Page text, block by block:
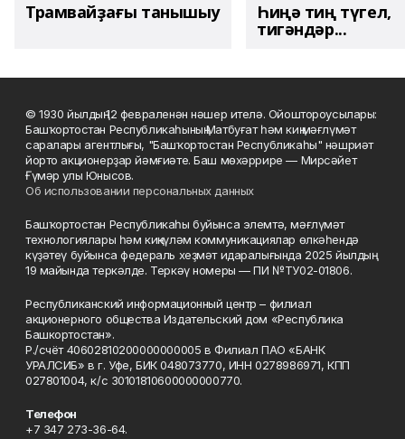
Трамвайҙағы танышыу Һиңә тиң түгел,
тигәндәр...
© 1930 йылдың 12 февраленән нәшер ителә. Ойоштороусылары:
Башҡортостан Республикаһының Матбуғат һәм киң мәғлүмәт
саралары агентлығы, "Башҡортостан Республикаһы" нәшриәт
йорто акционерҙар йәмғиәте. Баш мөхәррире — Мирсәйет
Ғүмәр улы Юнысов.
Об использовании персональных данных
Башҡортостан Республикаһы буйынса элемтә, мәғлүмәт
технологиялары һәм киңкүләм коммуникациялар өлкәһендә
күҙәтеү буйынса федераль хеҙмәт идаралығында 2025 йылдың
19 майында теркәлде. Теркәү номеры — ПИ №ТУ02-01806.
Республиканский информационный центр – филиал
акционерного общества Издательский дом «Республика
Башкортостан».
Р./счёт 40602810200000000005 в Филиал ПАО «БАНК
УРАЛСИБ» в г. Уфе, БИК 048073770, ИНН 0278986971, КПП
027801004, к/с 30101810600000000770.
Телефон
+7 347 273-36-64.